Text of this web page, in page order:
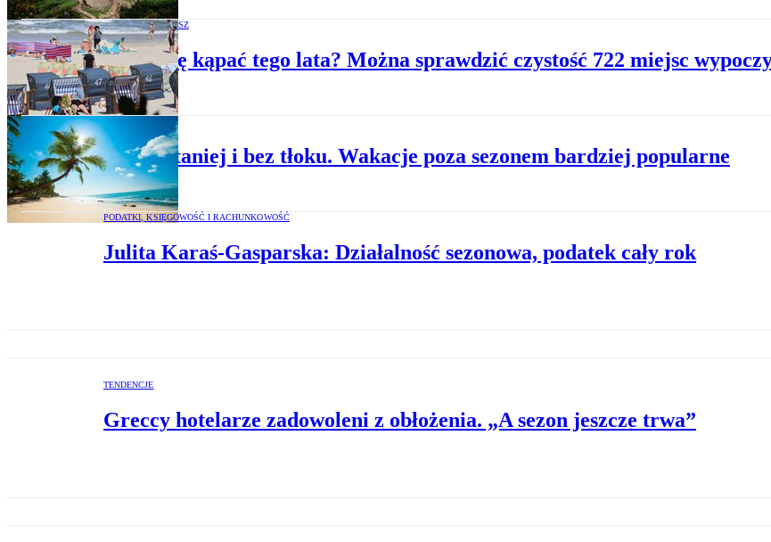
ZANIM WYJEDZIESZ
Gdzie się kąpać tego lata? Można sprawdzić czystość 722 miejsc
Ciepło, taniej i bez tłoku. Wakacje poza sezonem bardziej popularne
PODATKI, KSIĘGOWOŚĆ I RACHUNKOWOŚĆ
Julita Karaś-Gasparska: Działalność sezonowa, podatek cały rok
TENDENCJE
Greccy hotelarze zadowoleni z obłożenia. „A sezon jeszcze trwa”